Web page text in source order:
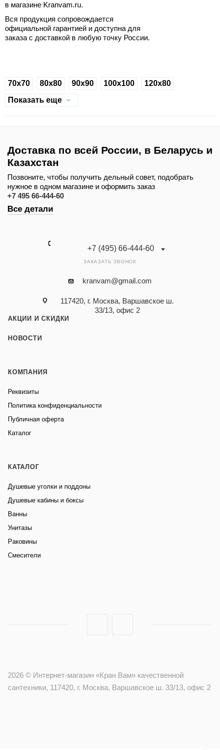
в магазине Kranvam.ru.
Вся продукция сопровождается
официальной гарантией и доступна для
заказа с доставкой в любую точку России.
70x70 80x80 90x90 100x100
120x80
Показать еще
Доставка по всей России, в Беларусь и
Казахстан
Позвоните, чтобы получить дельный совет, подобрать
нужное в одном магазине и оформить заказ
+7 495 66-444-60
Все детали
+7 (495) 66-444-60
ЗАКАЗАТЬ ЗВОНОК
kranvam@gmail.com
117420, г. Москва, Варшавское ш.
33/13, офис 2
АКЦИИ И СКИДКИ
НОВОСТИ
КОМПАНИЯ
Реквизиты
Политика конфиденциальности
Публичная оферта
Каталог
КАТАЛОГ
Душевые уголки и поддоны
Душевые кабины и боксы
Ванны
Унитазы
Раковины
Смесители
2026 © Интернет-магазин «Кран Вам» качественной
сантехники, 117420, г. Москва, Варшавское ш. 33/13, офис 2